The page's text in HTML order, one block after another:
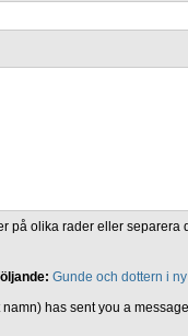
på olika rader eller separera
Gunde och dottern i
namn) has sent you a